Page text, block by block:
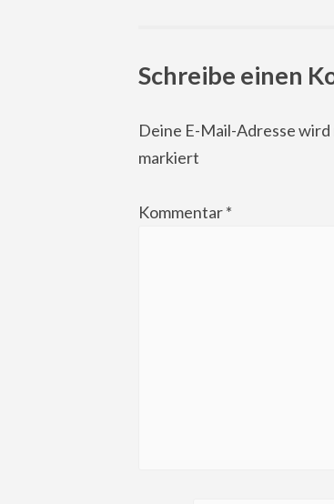
Schreibe einen
Deine E-Mail-Adresse
markiert
Kommentar*